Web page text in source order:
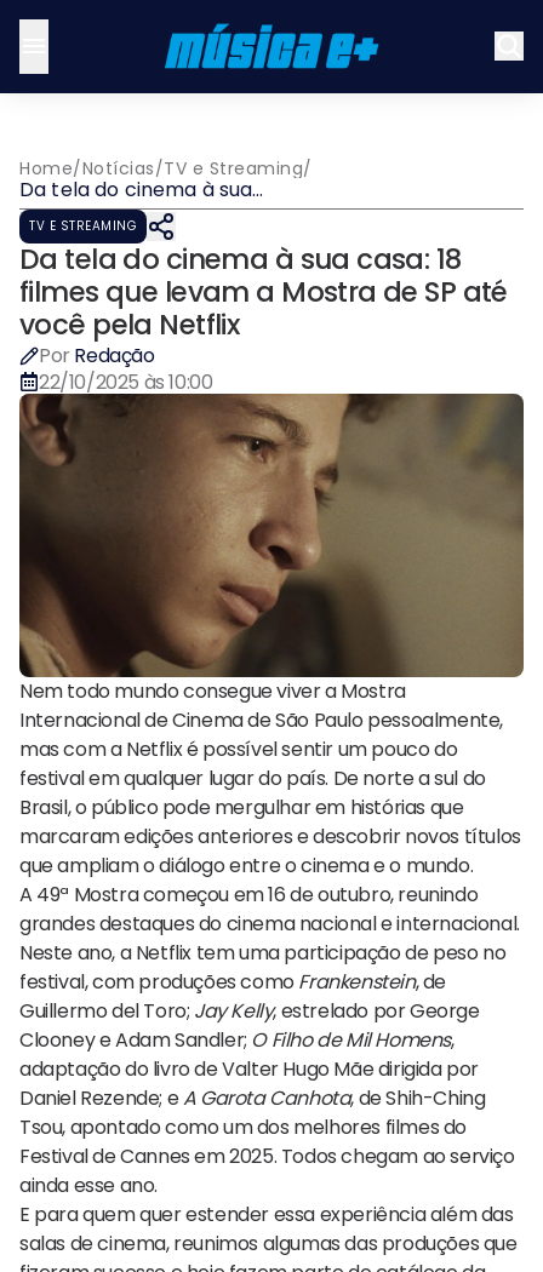
Home/Notícias/TV e Streaming/
Da tela do cinema à sua
casa: 18 filmes que levam a
Mostra de SP até você pela
Netflix
TV E STREAMING
Da tela do cinema à sua casa: 18
filmes que levam a Mostra de SP até
você pela Netflix
Por Redação
22/10/2025 às 10:00
Nem todo mundo consegue viver a Mostra
Internacional de Cinema de São Paulo pessoalmente,
mas com a Netflix é possível sentir um pouco do
festival em qualquer lugar do país. De norte a sul do
Brasil, o público pode mergulhar em histórias que
marcaram edições anteriores e descobrir novos títulos
que ampliam o diálogo entre o cinema e o mundo.
A 49ª Mostra começou em 16 de outubro, reunindo
grandes destaques do cinema nacional e internacional.
Neste ano, a Netflix tem uma participação de peso no
festival, com produções como Frankenstein, de
Guillermo del Toro; Jay Kelly, estrelado por George
Clooney e Adam Sandler; O Filho de Mil Homens,
adaptação do livro de Valter Hugo Mãe dirigida por
Daniel Rezende; eA Garota Canhota, de Shih-Ching
Tsou, apontado como um dos melhores filmes do
Festival de Cannes em 2025. Todos chegam ao serviço
ainda esse ano.
E para quem quer estender essa experiência além das
salas de cinema, reunimos algumas das produções que